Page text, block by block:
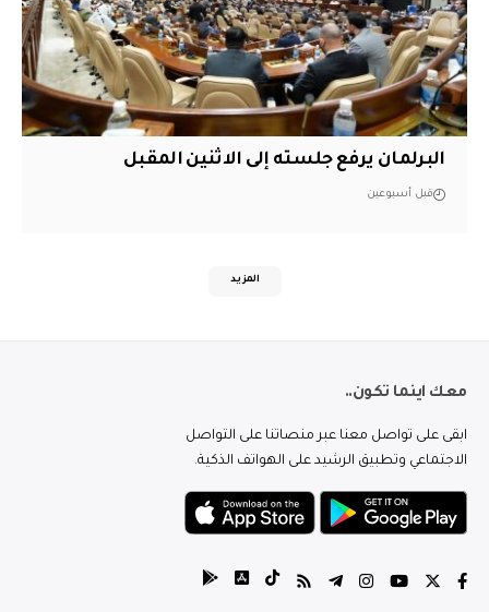
البرلمان يرفع جلسته إلى الاثنين المقبل
قبل أسبوعين
المزيد
معك اينما تكون..
ابقى على تواصل معنا عبر منصاتنا على التواصل
الاجتماعي وتطبيق الرشيد على الهواتف الذكية.